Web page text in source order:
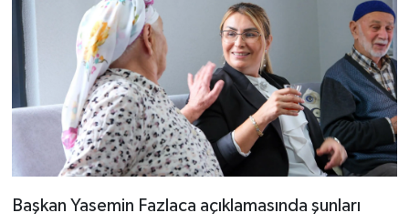
Başkan Yasemin Fazlaca açıklamasında şunları